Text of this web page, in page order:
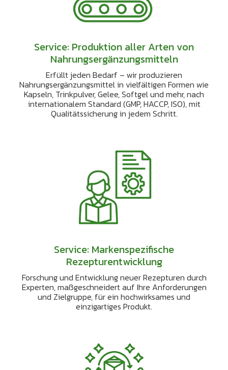
Service: Produktion aller Arten von
Nahrungsergänzungsmitteln
Erfüllt jeden Bedarf – wir produzieren
Nahrungsergänzungsmittel in vielfältigen Formen wie
Kapseln, Trinkpulver, Gelee, Softgel und mehr, nach
internationalem Standard (GMP, HACCP, ISO), mit
Qualitätssicherung in jedem Schritt.
Service: Markenspezifische
Rezepturentwicklung
Forschung und Entwicklung neuer Rezepturen durch
Experten, maßgeschneidert auf Ihre Anforderungen
und Zielgruppe, für ein hochwirksames und
einzigartiges Produkt.